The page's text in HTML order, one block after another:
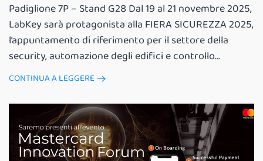
Padiglione 7P – Stand G28 Dal 19 al 21 novembre 2025,
LabKey sarà protagonista alla FIERA SICUREZZA 2025,
l’appuntamento di riferimento per il settore della
security, automazione degli edifici e controllo...
CONTINUA A LEGGERE